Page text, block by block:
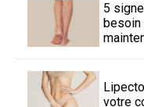
5
besoin
votre